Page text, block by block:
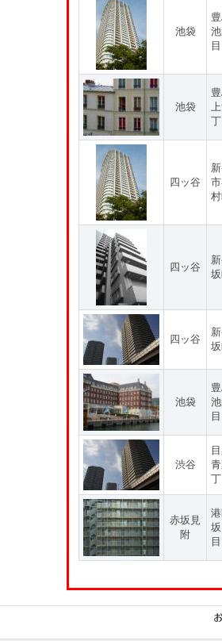
池袋
目
池袋
四ッ谷
四ッ谷
四ッ谷
池袋
渋谷
赤坂見
附
目